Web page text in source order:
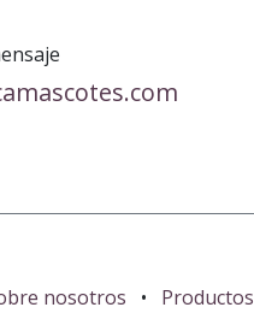
nosotros • Productos